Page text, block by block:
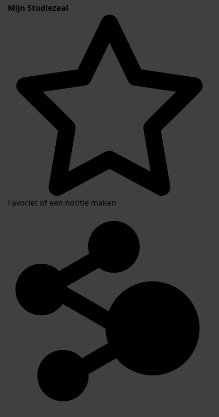
Mijn Studiezaal
Favoriet of een notitie maken